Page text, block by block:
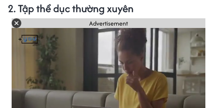
2. Tập thể dục thường xuyên
Advertisement